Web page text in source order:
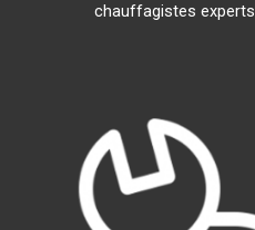
chauffagistes experts